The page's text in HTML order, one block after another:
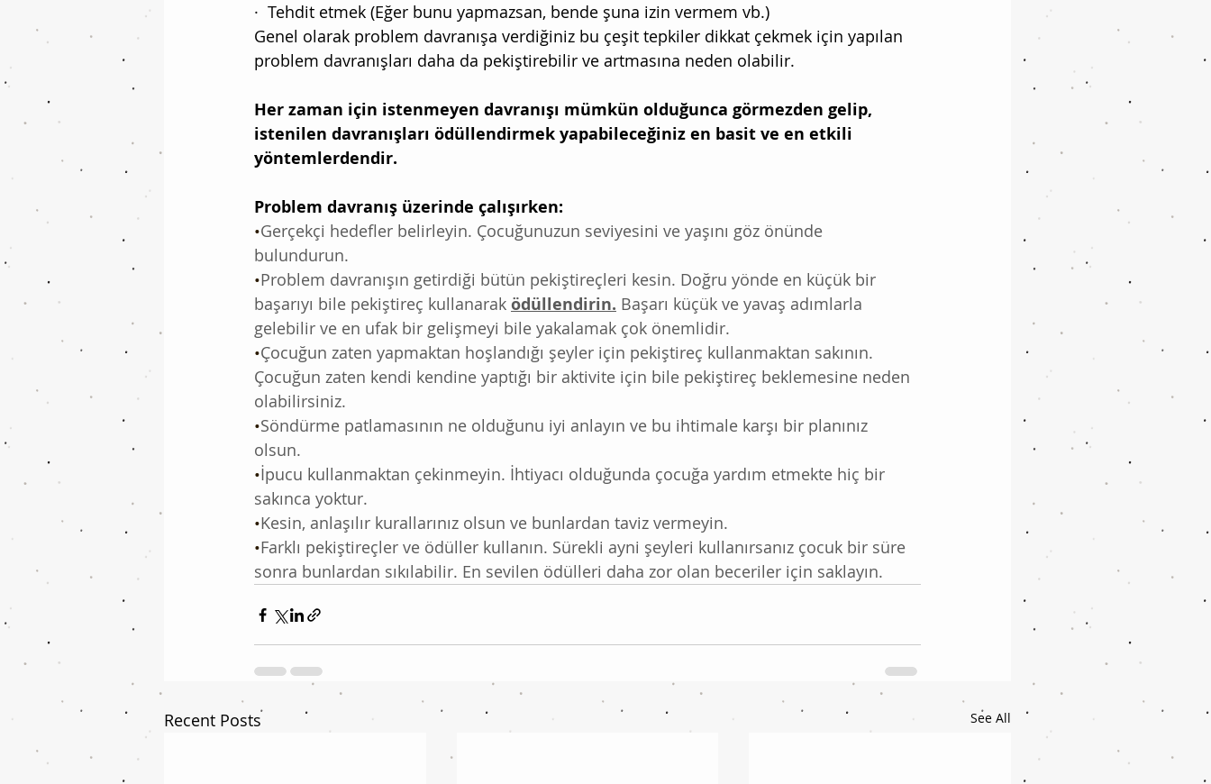
·  Tehdit etmek (Eğer bunu yapmazsan, bende şuna izin vermem vb.)
Genel olarak problem davranışa verdiğiniz bu çeşit tepkiler dikkat çekmek için yapılan
problem davranışları daha da pekiştirebilir ve artmasına neden olabilir.
Her zaman için istenmeyen davranışı mümkün olduğunca görmezden gelip,
istenilen davranışları ödüllendirmek yapabileceğiniz en basit ve en etkili
yöntemlerdendir.
Problem davranış üzerinde çalışırken:
•Gerçekçi hedefler belirleyin. Çocuğunuzun seviyesini ve yaşını göz önünde
bulundurun.
•Problem davranışın getirdiği bütün pekiştireçleri kesin. Doğru yönde en küçük bir
başarıyı bile pekiştireç kullanarak ödüllendirin. Başarı küçük ve yavaş adımlarla
gelebilir ve en ufak bir gelişmeyi bile yakalamak çok önemlidir.
•Çocuğun zaten yapmaktan hoşlandığı şeyler için pekiştireç kullanmaktan sakının.
Çocuğun zaten kendi kendine yaptığı bir aktivite için bile pekiştireç beklemesine neden
olabilirsiniz.
•Söndürme patlamasının ne olduğunu iyi anlayın ve bu ihtimale karşı bir planınız
olsun.
•İpucu kullanmaktan çekinmeyin. İhtiyacı olduğunda çocuğa yardım etmekte hiç bir
sakınca yoktur.
•Kesin, anlaşılır kurallarınız olsun ve bunlardan taviz vermeyin.
•Farklı pekiştireçler ve ödüller kullanın. Sürekli ayni şeyleri kullanırsanız çocuk bir süre
sonra bunlardan sıkılabilir. En sevilen ödülleri daha zor olan beceriler için saklayın.
Recent Posts See All